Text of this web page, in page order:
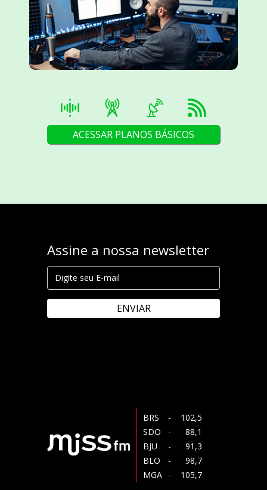
ACESSAR PLANOS BÁSICOS
Assine a nossa newsletter
ENVIAR
BRS
- 102,5
SDO
- 88,1
BJU
- 91,3
BLO
- 98,7
MGA - 105,7